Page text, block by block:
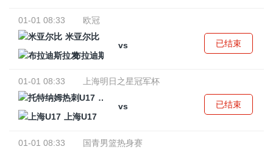
01-01 08:33
欧冠
米亚尔比
vs
布拉迪斯拉发
已结束
01-01 08:33
上海明日之星冠军杯
托特纳姆热刺U17
vs
上海U17
已结束
01-01 08:33
国青男篮热身赛